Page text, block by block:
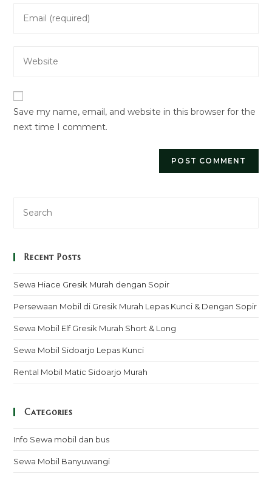
comment
your
your
URL
(optional)
Save my name, email, and website in this browser for the
next time I comment.
Recent Posts
Sewa Hiace Gresik Murah dengan Sopir
Persewaan Mobil di Gresik Murah Lepas Kunci & Dengan Sopir
Sewa Mobil Elf Gresik Murah Short & Long
Sewa Mobil Sidoarjo Lepas Kunci
Rental Mobil Matic Sidoarjo Murah
Categories
Info Sewa mobil dan bus
Sewa Mobil Banyuwangi